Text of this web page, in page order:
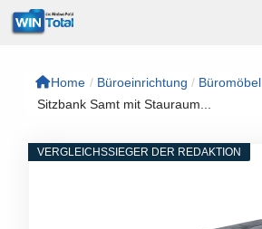
Zum
Inhalt
Home / Büroeinrichtung / Büromöbel
Sitzbank Samt mit Stauraum...
VERGLEICHSSIEGER DER REDAKTION